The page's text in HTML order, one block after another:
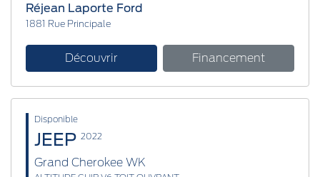
Réjean Laporte Ford
1881 Rue Principale
Découvrir Financement
Disponible
JEEP 2022
Grand Cherokee WK